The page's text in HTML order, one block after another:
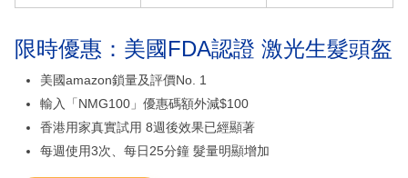
限時優惠：美國FDA認證 激光生髮頭盔
美國amazon鎖量及評價No. 1
輸入「NMG100」優惠碼額外減$100
香港用家真實試用 8週後效果已經顯著
每週使用3次、每日25分鐘 髮量明顯增加